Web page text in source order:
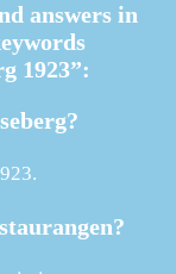
answers in
1923”: